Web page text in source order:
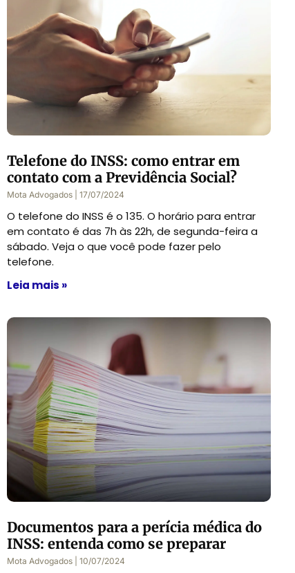
Telefone do INSS: como entrar em
contato com a Previdência Social?
Mota Advogados 17/07/2024
O telefone do INSS é o 135. O horário para entrar
em contato é das 7h às 22h, de segunda-feira a
sábado. Veja o que você pode fazer pelo
telefone.
Leia mais »
Documentos para a perícia médica do
INSS: entenda como se preparar
Mota Advogados 10/07/2024